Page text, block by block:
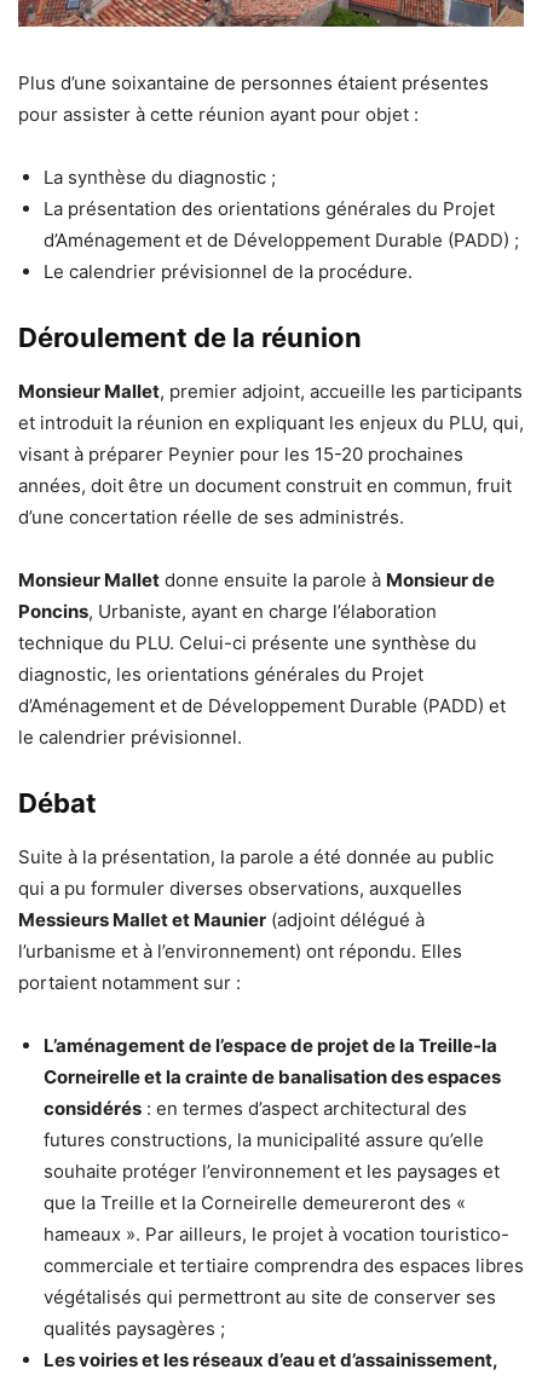
Plus d’une soixantaine de personnes étaient présentes
pour assister à cette réunion ayant pour objet :
La synthèse du diagnostic ;
La présentation des orientations générales du Projet
d’Aménagement et de Développement Durable (PADD) ;
Le calendrier prévisionnel de la procédure.
Déroulement de la réunion
Monsieur Mallet, premier adjoint, accueille les participants
et introduit la réunion en expliquant les enjeux du PLU, qui,
visant à préparer Peynier pour les 15-20 prochaines
années, doit être un document construit en commun, fruit
d’une concertation réelle de ses administrés.
Monsieur Mallet donne ensuite la parole à Monsieur de
Poncins, Urbaniste, ayant en charge l’élaboration
technique du PLU. Celui-ci présente une synthèse du
diagnostic, les orientations générales du Projet
d’Aménagement et de Développement Durable (PADD) et
le calendrier prévisionnel.
Débat
Suite à la présentation, la parole a été donnée au public
qui a pu formuler diverses observations, auxquelles
Messieurs Mallet et Maunier (adjoint délégué à
l’urbanisme et à l’environnement) ont répondu. Elles
portaient notamment sur :
L’aménagement de l’espace de projet de la Treille-la
Corneirelle et la crainte de banalisation des espaces
considérés : en termes d’aspect architectural des
futures constructions, la municipalité assure qu’elle
souhaite protéger l’environnement et les paysages et
que la Treille et la Corneirelle demeureront des «
hameaux ». Par ailleurs, le projet à vocation touristico-
commerciale et tertiaire comprendra des espaces libres
végétalisés qui permettront au site de conserver ses
qualités paysagères ;
Les voiries et les réseaux d’eau et d’assainissement,